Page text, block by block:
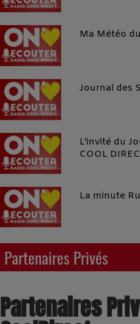
Journal des
L'invité du
COOL
La minute
Partenaires Privés
Partenaires